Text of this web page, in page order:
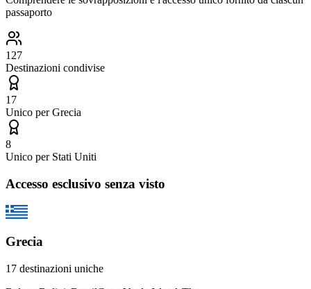
passaporto
127
Destinazioni condivise
17
Unico per Grecia
8
Unico per Stati Uniti
Accesso esclusivo senza visto
Grecia
17 destinazioni uniche